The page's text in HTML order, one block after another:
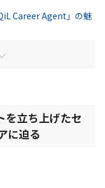
Career Agent」の魅
を立ち上げたセ
に迫る